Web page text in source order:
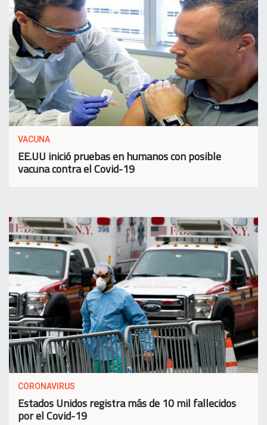
VACUNA
EE.UU inició pruebas en humanos con posible
vacuna contra el Covid-19
CORONAVIRUS
Estados Unidos registra más de 10 mil fallecidos
por el Covid-19